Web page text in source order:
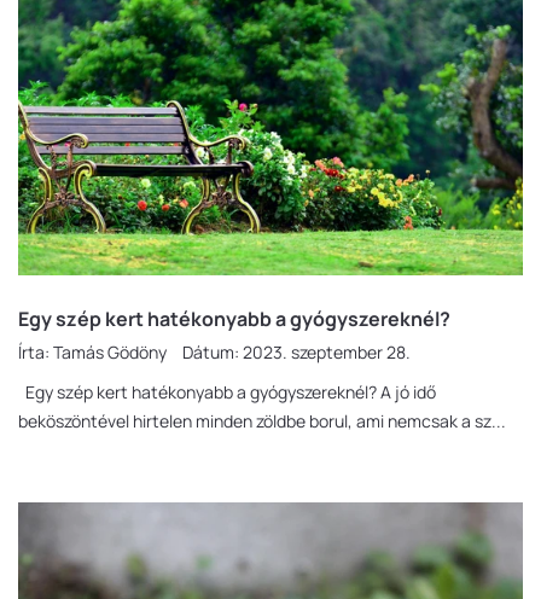
Egy szép kert hatékonyabb a gyógyszereknél?
Írta: Tamás Gödöny Dátum: 2023. szeptember 28.
Egy szép kert hatékonyabb a gyógyszereknél? A jó idő
beköszöntével hirtelen minden zöldbe borul, ami nemcsak a sz...